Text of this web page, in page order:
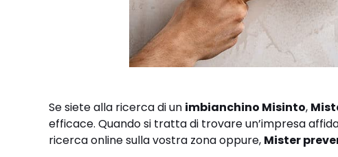
Se siete alla ricerca di un imbianchino Misinto,
efficace. Quando si tratta di trovare un’impresa
ricerca online sulla vostra zona oppure, Mister